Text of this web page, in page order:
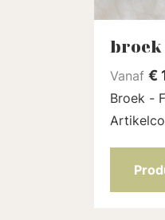
broek
Vanaf €
Broek -